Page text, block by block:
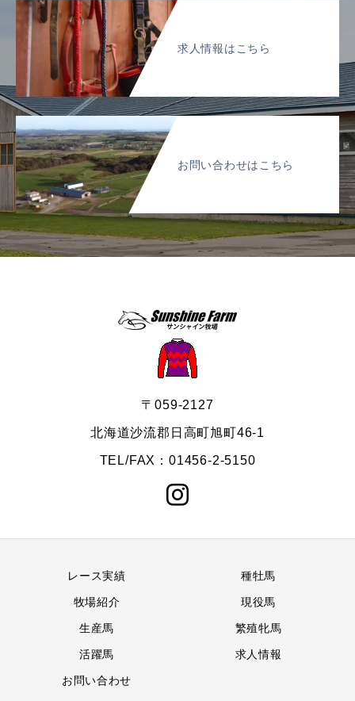
求人情報はこちら
お問い合わせはこちら
〒059-2127
北海道沙流郡日高町旭町46-1
TEL/FAX：01456-2-5150
レース実績 種牡馬
牧場紹介 現役馬
生産馬 繁殖牝馬
活躍馬 求人情報
お問い合わせ